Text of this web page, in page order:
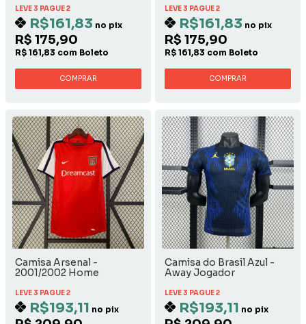
LEVE 3 PAGUE 2
R$161,83 no pix
R$ 175,90
R$ 161,83 com Boleto
COMPRAR
LEVE 3 PAGUE 2
R$161,83 no pix
R$ 175,90
R$ 161,83 com Boleto
COMPRAR
Camisa Arsenal -
2001/2002 Home
LEVE 3 PAGUE 2
R$193,11 no pix
Camisa do Brasil Azul -
Away Jogador
LEVE 3 PAGUE 2
R$193,11 no pix